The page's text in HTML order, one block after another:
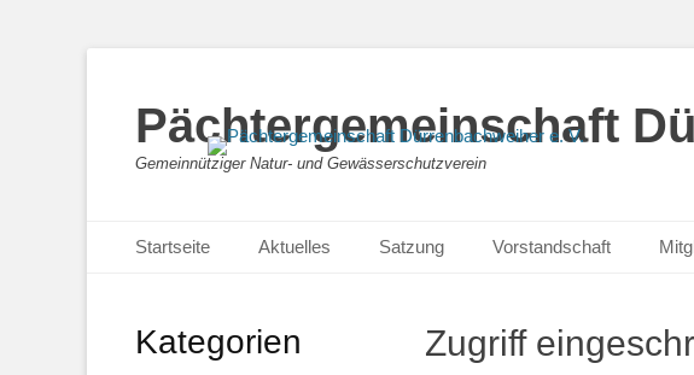
Pächtergemeinschaft
Gemeinnütziger Natur- und Gewässerschutzverein
Primäres Menü
Inhalt
Startseite Aktuelles Satzung Vorstandschaft
Zugriff
Kategorien